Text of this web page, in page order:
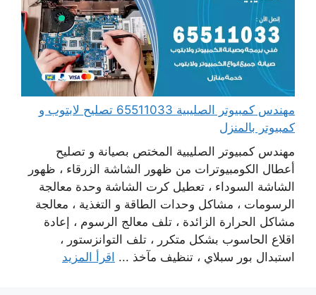
مهندس كمبيوتر الصليبية 65511033 تصليح لابتوب و
كمبيوتر بالمنزل
مهندس كمبيوتر الصليبية المختص بصيانة و تصليح
أعطال الكومبيوترات من ظهور الشاشة الزرقاء ، ظهور
الشاشة السوداء ، تعطيل كرت الشاشة وحدة معالجة
الرسومات ، مشاكل وحدات الطاقة و التغذية ، معالجة
مشاكل الحرارة الزائدة ، تلف معالج الرسوم ، إعادة
اقلاع الحاسوب بشكل متكرر ، تلف التوانزستور ،
استبدال بور سبلاي ، تنظيف مآخذ ... اقرأ المزيد